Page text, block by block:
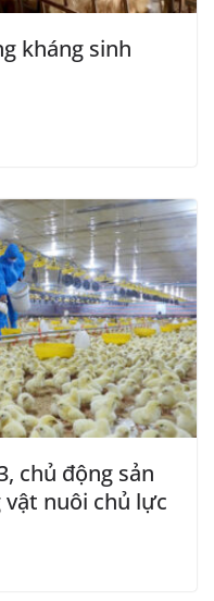
kháng sinh
chủ động sản
nuôi chủ lực